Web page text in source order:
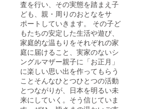
査を行い、その実態を踏まえ子
ども、親・周りのおとなをサ
ポートしていきます。 その子ど
もたちの安定した生活や遊び、
家庭的な温もりをそれぞれの家
庭に届けること、実家のないシ
ングルマザー親子に「お正月」
に楽しい思い出を作ってもらう
ことそんなひとつひとつの活動
とつながりが、日本を明るい未
来にしていく。そう信じていま